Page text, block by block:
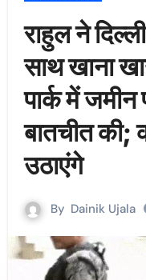
राहुल ने
साथ खाना
पार्क में
बातचीत की;
उठाएंगे
By Dainik Ujala